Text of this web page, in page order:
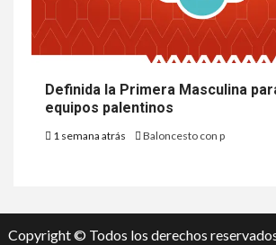
Definida la Primera Masculina
equipos palentinos
1 semana atrás Baloncesto con p
Copyright © Todos los derechos